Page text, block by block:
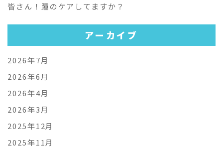
皆さん！踵のケアしてますか？
アーカイブ
2026年7月
2026年6月
2026年4月
2026年3月
2025年12月
2025年11月